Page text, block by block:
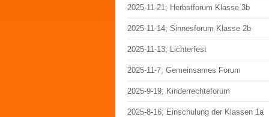
2025-11-21; Herbstforum Klasse 3b
2025-11-14; Sinnesforum Klasse 2b
2025-11-13; Lichterfest
2025-11-7; Gemeinsames Forum
2025-9-19; Kinderrechteforum
2025-8-16; Einschulung der Klassen 1a